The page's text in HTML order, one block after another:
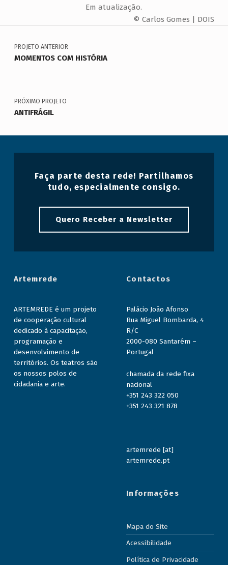
Em atualização.
© Carlos Gomes | DOIS
Voltar à navegação principal
Navegação de artigos
PROJETO ANTERIOR
MOMENTOS COM HISTÓRIA
PRÓXIMO PROJETO
ANTIFRÁGIL
Faça parte desta rede! Partilhamos
tudo, especialmente consigo.
Quero Receber a Newsletter
Artemrede
ARTEMREDE é um projeto
de cooperação cultural
dedicado à capacitação,
programação e
desenvolvimento de
territórios. Os teatros são
os nossos polos de
cidadania e arte.
Contactos
Palácio João Afonso
Rua Miguel Bombarda, 4
R/C
2000-080 Santarém –
Portugal
chamada da rede fixa
nacional
+351 243 322 050
+351 243 321 878
artemrede [at]
artemrede.pt
Informações
Mapa do Site
Acessibilidade
Política de Privacidade